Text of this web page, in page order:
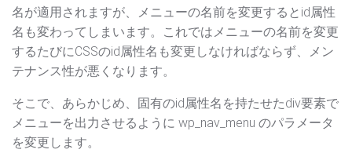
名が適用されますが、メニューの名前を変更するとid属性
名も変わってしまいます。これではメニューの名前を変更
するたびにCSSのid属性名も変更しなければならず、メン
テナンス性が悪くなります。
そこで、あらかじめ、固有のid属性名を持たせたdiv要素で
メニューを出力させるように wp_nav_menu のパラメータ
を変更します。